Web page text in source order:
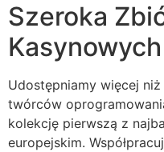
Panel
Panel
oku
Szeroka
Kasynowych
Udostępniamy więcej
twórców
kolekcję pierwszą z
europejskim.